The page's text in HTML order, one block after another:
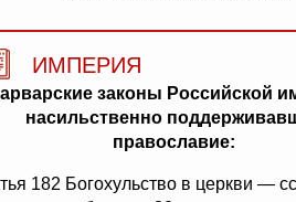
ИМПЕРИЯ
законы Российской
насильственно
православие:
182 Богохульство в церкви —